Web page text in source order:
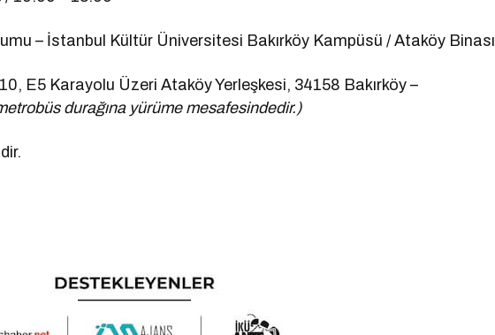
– İstanbul Kültür Üniversitesi Bakırköy Kampüsü / Ataköy Binası
E5 Karayolu Üzeri Ataköy Yerleşkesi, 34158 Bakırköy –
durağına yürüme mesafesindedir.)